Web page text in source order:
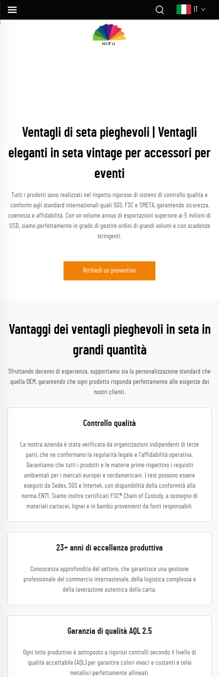
Ventagli di seta pieghevoli | Ventagli
eleganti in seta vintage per accessori per
eventi
Tutti i prodotti sono realizzati nel rispetto rigoroso di sistemi di controllo qualità e
conformi agli standard internazionali quali SGS, FSC e SMETA, garantendo sicurezza,
coerenza e affidabilità. Con un volume annuo di esportazioni superiore ai 5 milioni di
USD, siamo perfettamente in grado di gestire ordini di grandi volumi e con scadenze
stringenti.
Richiedi un preventivo
Vantaggi dei ventagli pieghevoli in seta in
grandi quantità
Sfruttando decenni di esperienza, supportiamo sia la personalizzazione standard che
quella OEM, garantendo che ogni prodotto risponda perfettamente alle esigenze dei
nostri clienti.
Controllo qualità
La nostra azienda è stata verificata da organizzazioni indipendenti di terze
parti, che ne confermano la regolarità legale e l'affidabilità operativa.
Garantiamo che tutti i prodotti e le materie prime rispettino i requisiti
ambientali per i mercati europei e nordamericani. I test possono essere
eseguiti da Sedex, SGS e Intertek, con disponibilità della conformità alla
norma EN71. Siamo inoltre certificati FSC® Chain of Custody, a sostegno di
materiali cartacei, lignei e in bambù provenienti da fonti responsabili.
23+ anni di eccellenza produttiva
Conoscenza approfondita del settore, che garantisce una gestione
professionale del commercio internazionale, della logistica complessa e
della lavorazione autentica della carta.
Garanzia di qualità AQL 2.5
Ogni lotto produttivo è sottoposto a rigorosi controlli secondo il livello di
qualità accettabile (AQL) per garantire colori vivaci e costanti e telai
metallici perfettamente allineati.